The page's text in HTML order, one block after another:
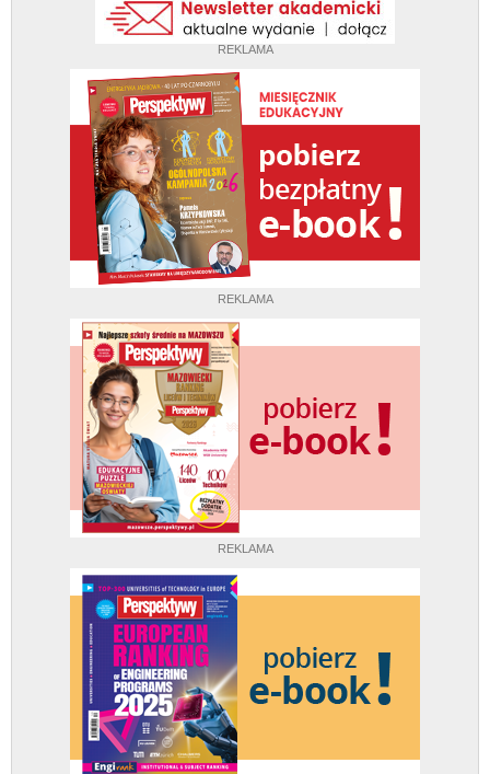
REKLAMA
REKLAMA
REKLAMA